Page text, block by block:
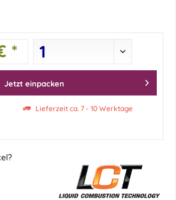
*
Jetzt einpacken
Lieferzeit ca. 7 - 10 Werktage